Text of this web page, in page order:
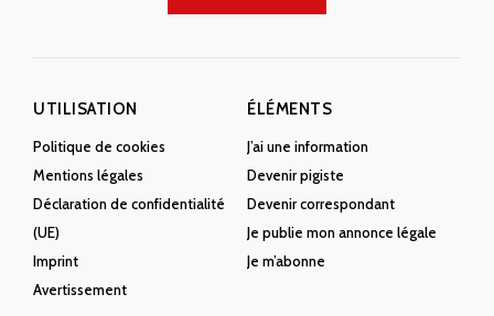
UTILISATION
Politique de cookies
Mentions légales
Déclaration de confidentialité
(UE)
Imprint
Avertissement
ÉLÉMENTS
J’ai une information
Devenir pigiste
Devenir correspondant
Je publie mon annonce légale
Je m’abonne